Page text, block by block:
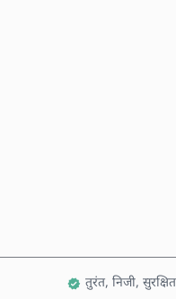
तुरंत, निजी, सुरक्षित